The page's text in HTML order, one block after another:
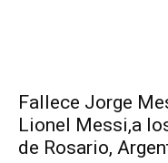
Fallece Jorge
Lionel Messi,a
de Rosario,